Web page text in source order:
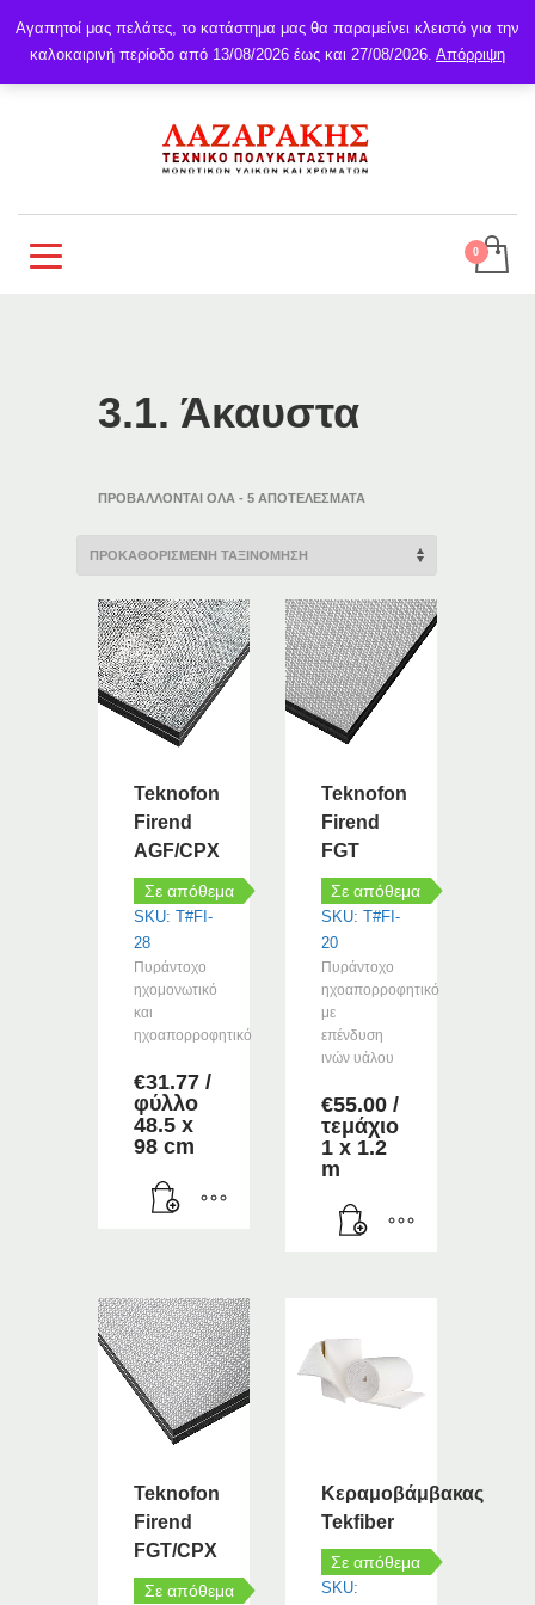
3.1. Άκαυστα
ΠΡΟΒΆΛΛΟΝΤΑΙ ΌΛΑ - 5 ΑΠΟΤΕΛΈΣΜΑΤΑ
Teknofon
Firend
AGF/CPX
Σε απόθεμα
SKU: T#FI-
28
Πυράντοχο
ηχομονωτικό
και
ηχοαπορροφητικό
€31.77 /
φύλλο
48.5 x
98 cm
Teknofon
Firend
FGT
Σε απόθεμα
SKU: T#FI-
20
Πυράντοχο
ηχοαπορροφητικό
με
επένδυση
ινών υάλου
€55.00 /
τεμάχιο
1 x 1.2
m
Teknofon
Firend
FGT/CPX
Σε απόθεμα
Κεραμοβάμβακας
Tekfiber
Σε απόθεμα
SKU:
Αγαπητοί μας πελάτες, το κατάστημα μας θα παραμείνει κλειστό για την
καλοκαιρινή περίοδο από 13/08/2026 έως και 27/08/2026. Απόρριψη